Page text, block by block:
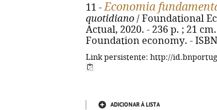
11 -Economia
quotidiano / Foundational
Actual, 2020. - 236 p. ; 21
Foundation economy. -
Link persistente: http://
ADICIONAR À LISTA